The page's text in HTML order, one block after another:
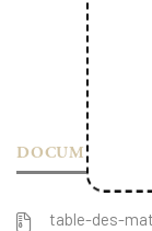
DOCUMENTS
table-des-